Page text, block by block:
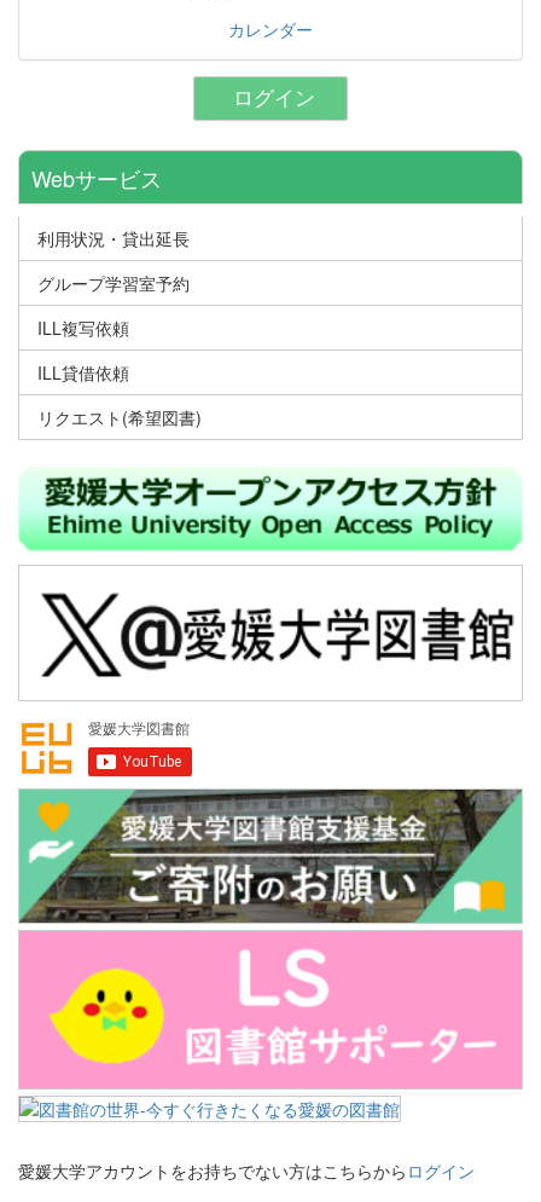
カレンダー
ログイン
Webサービス
利用状況・貸出延長
グループ学習室予約
ILL複写依頼
ILL貸借依頼
リクエスト(希望図書)
愛媛大学アカウントをお持ちでない方はこちらから ログイン